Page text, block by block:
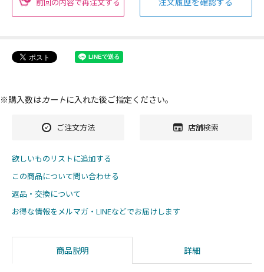
※購入数はカートに入れた後ご指定ください。
ご注文方法 店舗検索
欲しいものリストに追加する
この商品について問い合わせる
返品・交換について
お得な情報をメルマガ・LINEなどでお届けします
商品説明 詳細